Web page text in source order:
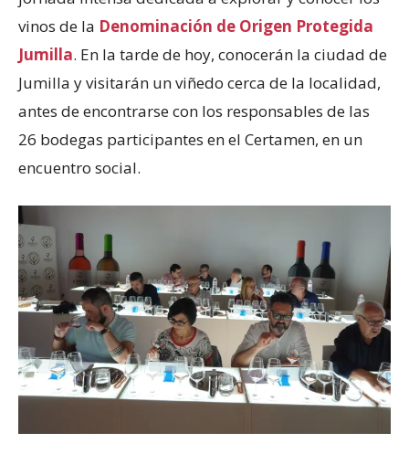
vinos de la Denominación de Origen Protegida
Jumilla. En la tarde de hoy, conocerán la ciudad de
Jumilla y visitarán un viñedo cerca de la localidad,
antes de encontrarse con los responsables de las
26 bodegas participantes en el Certamen, en un
encuentro social.